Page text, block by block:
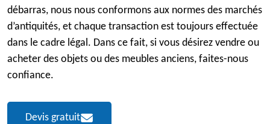
débarras, nous nous conformons aux normes des marchés
d’antiquités, et chaque transaction est toujours effectuée
dans le cadre légal. Dans ce fait, si vous désirez vendre ou
acheter des objets ou des meubles anciens, faites-nous
confiance.
Devis gratuit